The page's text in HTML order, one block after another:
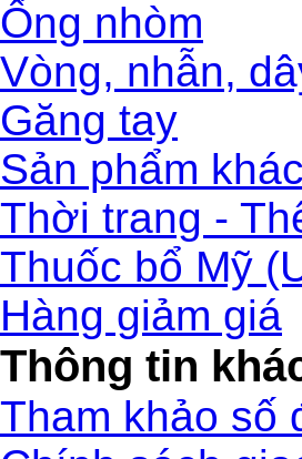
Ống nhòm
Vòng, nhẫn,
Găng tay
Sản phẩm khác
Thời trang -
Thuốc bổ Mỹ
Hàng giảm giá
Thông tin
Tham khảo số